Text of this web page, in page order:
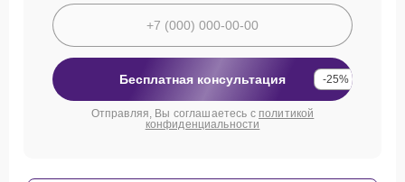
Бесплатная консультация -25%
Отправляя, Вы соглашаетесь с политикой
конфиденциальности